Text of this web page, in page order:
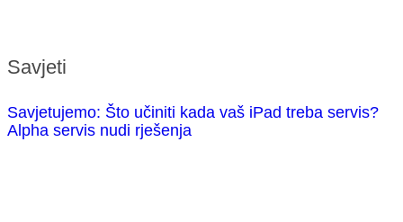
Savjeti
Savjetujemo: Što učiniti kada vaš iPad treba servis?
Alpha servis nudi rješenja